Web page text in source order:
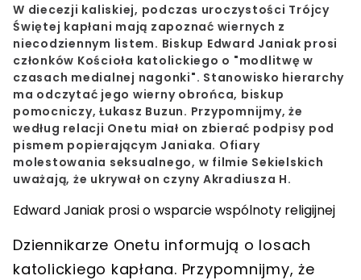
W diecezji kaliskiej, podczas uroczystości Trójcy
Świętej kapłani mają zapoznać wiernych z
niecodziennym listem. Biskup Edward Janiak prosi
członków Kościoła katolickiego o "modlitwę w
czasach medialnej nagonki". Stanowisko hierarchy
ma odczytać jego wierny obrońca, biskup
pomocniczy, Łukasz Buzun. Przypomnijmy, że
według relacji Onetu miał on zbierać podpisy pod
pismem popierającym Janiaka. Ofiary
molestowania seksualnego, w filmie Sekielskich
uważają, że ukrywał on czyny Akradiusza H.
Edward Janiak prosi o wsparcie wspólnoty religijnej
Dziennikarze Onetu informują o losach
katolickiego kapłana. Przypomnijmy, że